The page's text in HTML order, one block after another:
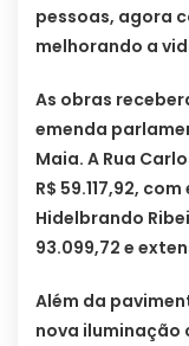
pessoas, agora
melhorando a
As obras
emenda
Maia. A Rua
R$ 59.117,92,
Hidelbrando
93.099,72 e
Além da
nova iluminação